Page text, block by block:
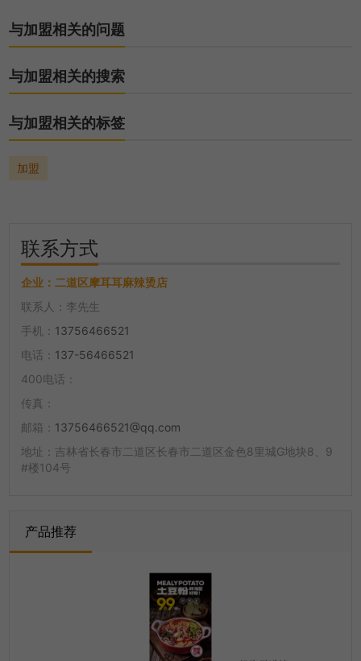
与加盟相关的问题
与加盟相关的搜索
与加盟相关的标签
加盟
联系方式
企业：二道区摩耳耳麻辣烫店
联系人： 李先生
手机： 13756466521
电话： 137-56466521
400电话：
传真：
邮箱： 13756466521@qq.com
地址：吉林省长春市二道区长春市二道区金色8里城G地块8、9
#楼104号
产品推荐